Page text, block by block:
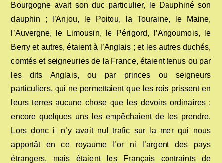
Bourgogne avait son duc particulier, le Dauphiné son
dauphin ; l’Anjou, le Poitou, la Touraine, le Maine,
l’Auvergne, le Limousin, le Périgord, l’Angoumois, le
Berry et autres, étaient à l’Anglais ; et les autres duchés,
comtés et seigneuries de la France, étaient tenus ou par
les dits Anglais, ou par princes ou seigneurs
particuliers, qui ne permettaient que les rois prissent en
leurs terres aucune chose que les devoirs ordinaires ;
encore quelques uns les empêchaient de les prendre.
Lors donc il n’y avait nul trafic sur la mer qui nous
apportât en ce royaume l’or ni l’argent des pays
étrangers, mais étaient les Français contraints de